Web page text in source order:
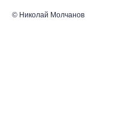
© Николай Молчанов